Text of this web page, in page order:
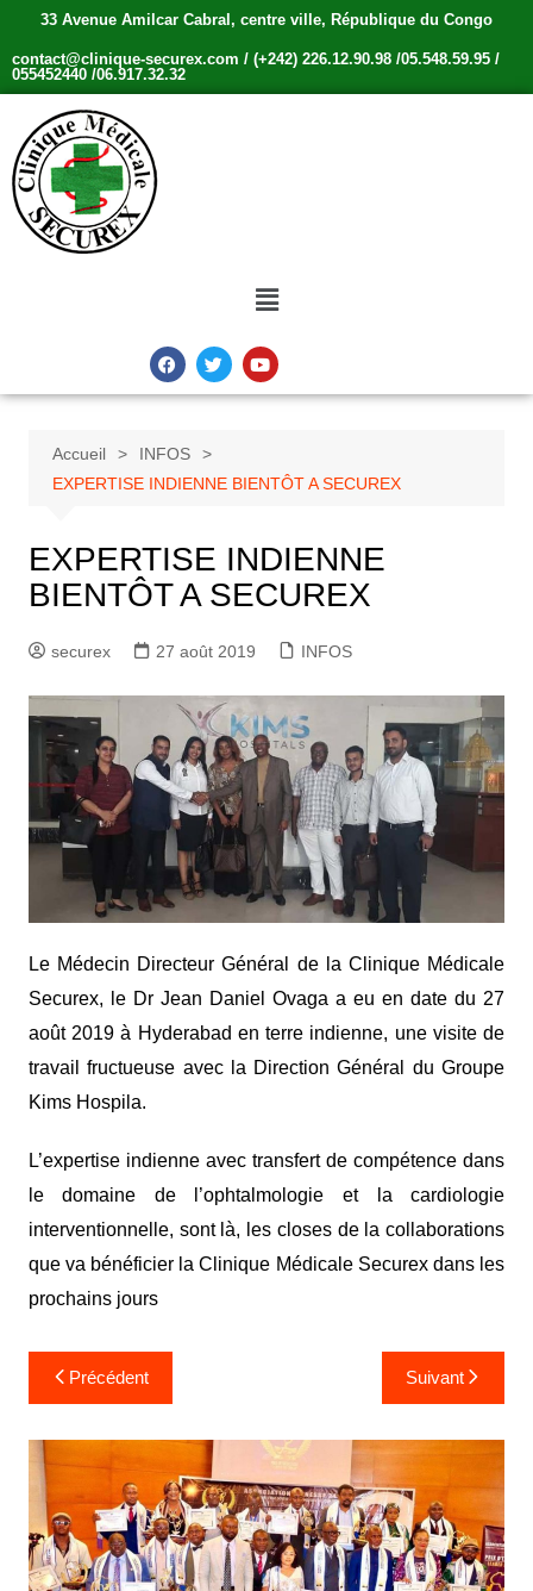
33 Avenue Amilcar Cabral, centre ville, République du Congo
contact@clinique-securex.com / (+242) 226.12.90.98 /05.548.59.95 /
055452440 /06.917.32.32
Accueil
INFOS
EXPERTISE INDIENNE BIENTÔT A SECUREX
EXPERTISE INDIENNE
BIENTÔT A SECUREX
securex 27 août 2019 INFOS
Le Médecin Directeur Général de la Clinique Médicale
Securex, le Dr Jean Daniel Ovaga a eu en date du 27
août 2019 à Hyderabad en terre indienne, une visite de
travail fructueuse avec la Direction Général du Groupe
Kims Hospila.
L’expertise indienne avec transfert de compétence dans
le domaine de l’ophtalmologie et la cardiologie
interventionnelle, sont là, les closes de la collaborations
que va bénéficier la Clinique Médicale Securex dans les
prochains jours
Précédent Suivant